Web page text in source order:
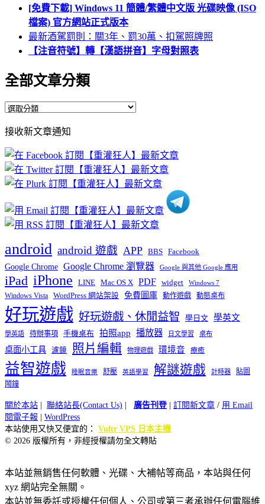
[免費下載] Windows 11 簡體/繁體中文版 光碟映像 (ISO
檔案) 官方網站正式版本
最新酒駕罰則：關3年、罰30萬、扣駕照牌照
【注音符號】轉【漢語拼音】字母對照表
全部文章分類
全
文
章
分
類
接收新文章通知
android android 遊戲 APP BBS Facebook
Google Chrome Google Chrome 瀏覽器 Google 與其他 Google 應用
iPad iPhone LINE Mac OS X PDF widget Windows 7
Windows Vista WordPress 網站架設 免費圖庫 動作遊戲 動態桌布
好玩遊戲 好玩遊戲、休閒益智 學日文 學英文
學英語 待辦事項 手機桌布 拍照app 播放器 日文學習 桌布
桌面小工具 濾鏡 照片編輯 物理遊戲 環境音 療癒
益智遊戲 睡眠音樂 舒壓 英語學習 解謎遊戲 計時器
貼圖
鬧鐘
關於本站 聯絡站長(Contact Us) 廣告刊登| 訂閱新文章 / 用 Email
閱電子報
WordPress
本站使用又快又便宜的： Vultr VPS 日本主機
© 2026 版權所有，非經授權請勿全文轉貼
本站並無銷售任何軟體、光碟、大補帖等商品，本站與任何
xyz 網站完全無關。
本站並無委託或授權任何個人、公司或第三者承辦任何電腦維